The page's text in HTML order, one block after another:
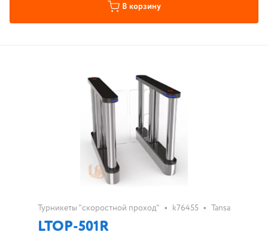
В корзину
Турникеты "скоростной проход" • k76455 • Tansa
LTOP-501R